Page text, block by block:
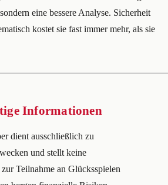
eine bessere Analyse. Sicherheit
kostet sie fast immer mehr, als sie
Informationen
dient ausschließlich zu
und stellt keine
Teilnahme an Glücksspielen